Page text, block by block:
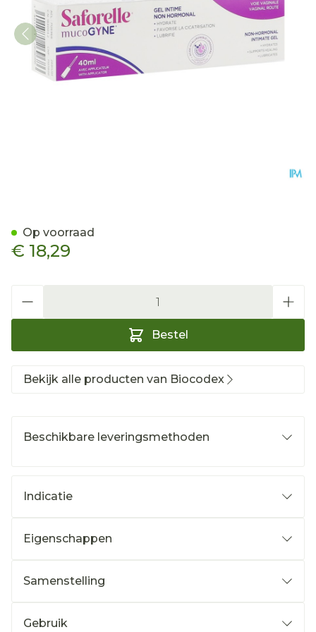
€ 18,29
Bestel
Op voorraad
Bekijk alle producten van Biocodex
Beschikbare leveringsmethoden
Indicatie
Eigenschappen
Samenstelling
Gebruik